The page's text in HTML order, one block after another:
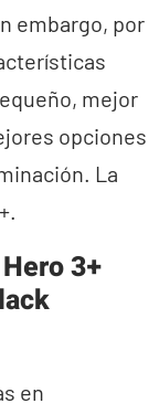
embargo, por
mejor
opciones
La
3+
en